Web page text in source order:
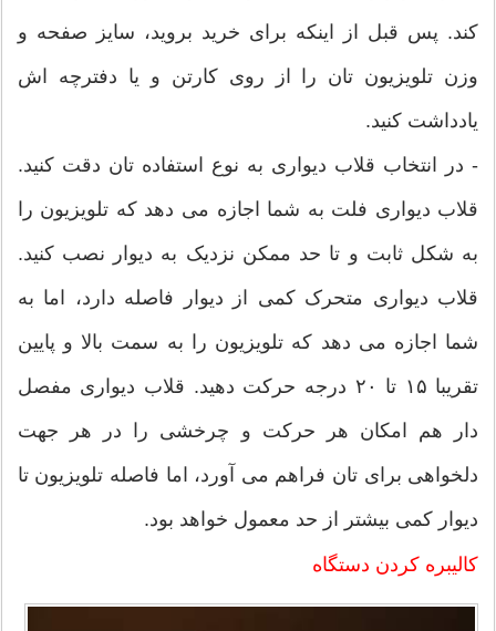
کند. پس قبل از اینکه برای خرید بروید، سایز صفحه و
وزن تلویزیون تان را از روی کارتن و یا دفترچه اش
یادداشت کنید.
‫-‬ در انتخاب قلاب دیواری به نوع استفاده تان دقت کنید.
قلاب دیواری فلت به شما اجازه می دهد که تلویزیون را
به شکل ثابت و تا حد ممکن نزدیک به دیوار نصب کنید.
قلاب دیواری متحرک کمی از دیوار فاصله دارد، اما به
شما اجازه می دهد که تلویزیون را به سمت بالا و پایین
تقریبا ۱۵ تا ۲۰ درجه حرکت دهید. قلاب دیواری مفصل
دار هم امکان هر حرکت و چرخشی را در هر جهت
دلخواهی برای تان فراهم می آورد، اما فاصله تلویزیون تا
دیوار کمی بیشتر از حد معمول خواهد بود.
کالیبره کردن دستگاه